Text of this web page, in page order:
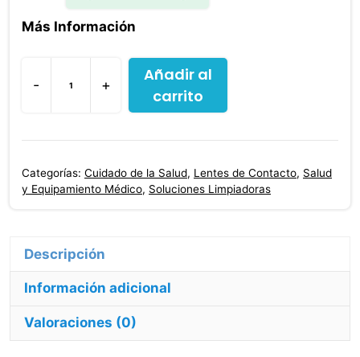
Más Información
-
Optifree
Pure
Moist
Ml
+
Añadir al
carrito
Categorías: Cuidado de la Salud, Lentes de Contacto, Salud
y Equipamiento Médico, Soluciones Limpiadoras
Información adicional
Valoraciones (0)